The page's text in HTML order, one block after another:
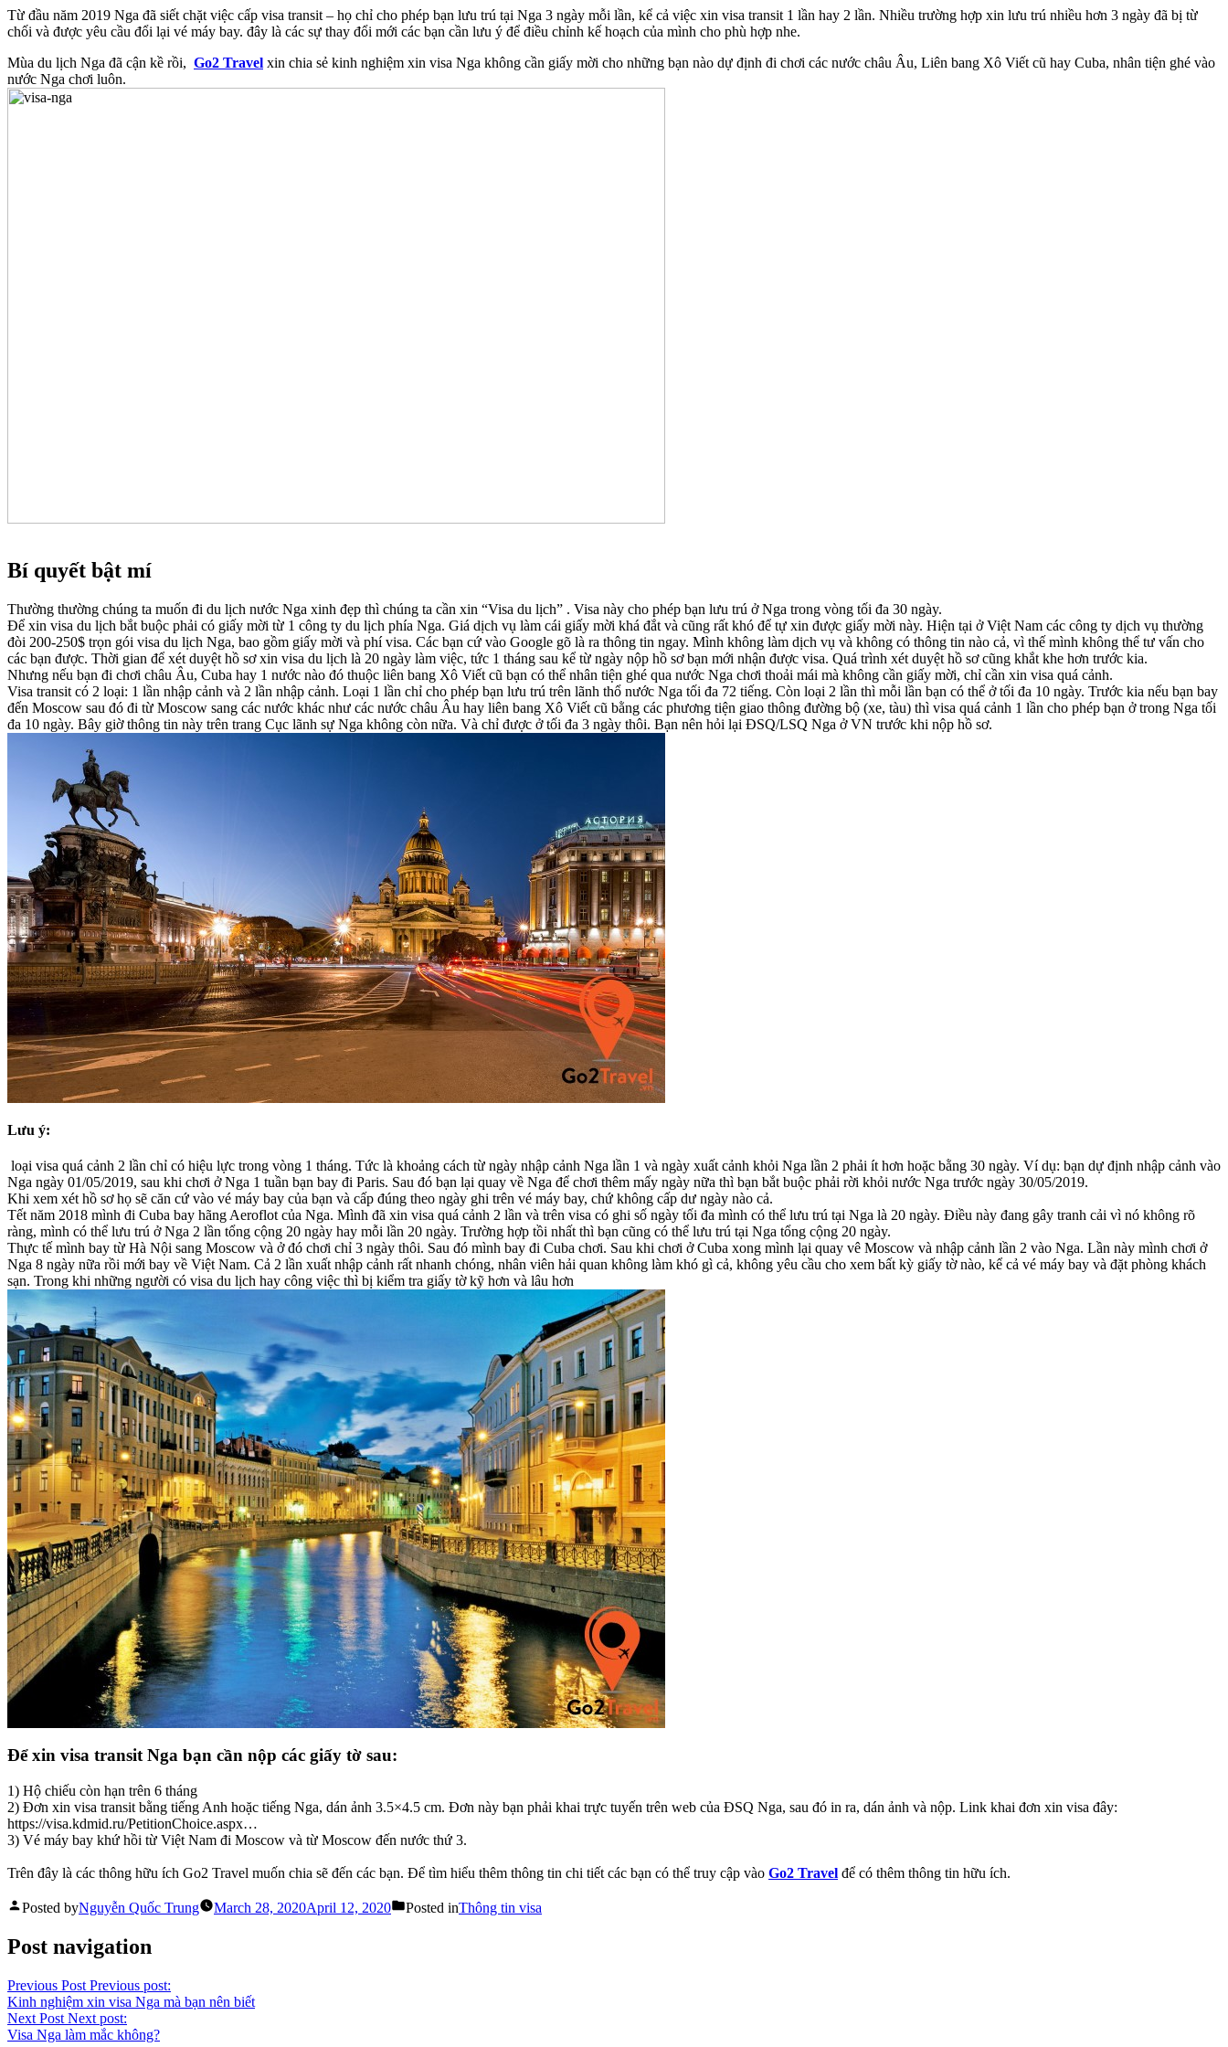
Từ đầu năm 2019 Nga đã siết chặt việc cấp visa transit – họ chỉ cho phép bạn lưu trú tại Nga 3 ngày mỗi lần, kể cả việc xin visa transit 1 lần hay 2 lần. Nhiều trường hợp xin lưu trú nhiều hơn 3 ngày đã bị từ
chối và được yêu cầu đổi lại vé máy bay. đây là các sự thay đổi mới các bạn cần lưu ý để điều chỉnh kế hoạch của mình cho phù hợp nhe.
Mùa du lịch Nga đã cận kề rồi, Go2 Travel xin chia sẻ kinh nghiệm xin visa Nga không cần giấy mời cho những bạn nào dự định đi chơi các nước châu Âu, Liên bang Xô Viết cũ hay Cuba, nhân tiện ghé vào
nước Nga chơi luôn.
Bí quyết bật mí
Thường thường chúng ta muốn đi du lịch nước Nga xinh đẹp thì chúng ta cần xin “Visa du lịch” . Visa này cho phép bạn lưu trú ở Nga trong vòng tối đa 30 ngày.
Để xin visa du lịch bắt buộc phải có giấy mời từ 1 công ty du lịch phía Nga. Giá dịch vụ làm cái giấy mời khá đắt và cũng rất khó để tự xin được giấy mời này. Hiện tại ở Việt Nam các công ty dịch vụ thường
đòi 200-250$ trọn gói visa du lịch Nga, bao gồm giấy mời và phí visa. Các bạn cứ vào Google gõ là ra thông tin ngay. Mình không làm dịch vụ và không có thông tin nào cả, vì thế mình không thể tư vấn cho
các bạn được. Thời gian để xét duyệt hồ sơ xin visa du lịch là 20 ngày làm việc, tức 1 tháng sau kể từ ngày nộp hồ sơ bạn mới nhận được visa. Quá trình xét duyệt hồ sơ cũng khắt khe hơn trước kia.
Nhưng nếu bạn đi chơi châu Âu, Cuba hay 1 nước nào đó thuộc liên bang Xô Viết cũ bạn có thể nhân tiện ghé qua nước Nga chơi thoải mái mà không cần giấy mời, chỉ cần xin visa quá cảnh.
Visa transit có 2 loại: 1 lần nhập cảnh và 2 lần nhập cảnh. Loại 1 lần chỉ cho phép bạn lưu trú trên lãnh thổ nước Nga tối đa 72 tiếng. Còn loại 2 lần thì mỗi lần bạn có thể ở tối đa 10 ngày. Trước kia nếu bạn bay
đến Moscow sau đó đi từ Moscow sang các nước khác như các nước châu Âu hay liên bang Xô Viết cũ bằng các phương tiện giao thông đường bộ (xe, tàu) thì visa quá cảnh 1 lần cho phép bạn ở trong Nga tối
đa 10 ngày. Bây giờ thông tin này trên trang Cục lãnh sự Nga không còn nữa. Và chỉ được ở tối đa 3 ngày thôi. Bạn nên hỏi lại ĐSQ/LSQ Nga ở VN trước khi nộp hồ sơ.
Lưu ý:
loại visa quá cảnh 2 lần chỉ có hiệu lực trong vòng 1 tháng. Tức là khoảng cách từ ngày nhập cảnh Nga lần 1 và ngày xuất cảnh khỏi Nga lần 2 phải ít hơn hoặc bằng 30 ngày. Ví dụ: bạn dự định nhập cảnh vào
Nga ngày 01/05/2019, sau khi chơi ở Nga 1 tuần bạn bay đi Paris. Sau đó bạn lại quay về Nga để chơi thêm mấy ngày nữa thì bạn bắt buộc phải rời khỏi nước Nga trước ngày 30/05/2019.
Khi xem xét hồ sơ họ sẽ căn cứ vào vé máy bay của bạn và cấp đúng theo ngày ghi trên vé máy bay, chứ không cấp dư ngày nào cả.
Tết năm 2018 mình đi Cuba bay hãng Aeroflot của Nga. Mình đã xin visa quá cảnh 2 lần và trên visa có ghi số ngày tối đa mình có thể lưu trú tại Nga là 20 ngày. Điều này đang gây tranh cải vì nó không rõ
ràng, mình có thể lưu trú ở Nga 2 lần tổng cộng 20 ngày hay mỗi lần 20 ngày. Trường hợp tồi nhất thì bạn cũng có thể lưu trú tại Nga tổng cộng 20 ngày.
Thực tế mình bay từ Hà Nội sang Moscow và ở đó chơi chỉ 3 ngày thôi. Sau đó mình bay đi Cuba chơi. Sau khi chơi ở Cuba xong mình lại quay vê Moscow và nhập cảnh lần 2 vào Nga. Lần này mình chơi ở
Nga 8 ngày nữa rồi mới bay về Việt Nam. Cả 2 lần xuất nhập cảnh rất nhanh chóng, nhân viên hải quan không làm khó gì cả, không yêu cầu cho xem bất kỳ giấy tờ nào, kể cả vé máy bay và đặt phòng khách
sạn. Trong khi những người có visa du lịch hay công việc thì bị kiểm tra giấy tờ kỹ hơn và lâu hơn
Để xin visa transit Nga bạn cần nộp các giấy tờ sau:
1) Hộ chiếu còn hạn trên 6 tháng
2) Đơn xin visa transit bằng tiếng Anh hoặc tiếng Nga, dán ảnh 3.5×4.5 cm. Đơn này bạn phải khai trực tuyến trên web của ĐSQ Nga, sau đó in ra, dán ảnh và nộp. Link khai đơn xin visa đây:
https://visa.kdmid.ru/PetitionChoice.aspx…
3) Vé máy bay khứ hồi từ Việt Nam đi Moscow và từ Moscow đến nước thứ 3.
Trên đây là các thông hữu ích Go2 Travel muốn chia sẽ đến các bạn. Để tìm hiểu thêm thông tin chi tiết các bạn có thể truy cập vào Go2 Travel để có thêm thông tin hữu ích.
Posted byNguyễn Quốc Trung March 28, 2020April 12, 2020 Posted inThông tin visa
Post navigation
Previous Post Previous post:
Kinh nghiệm xin visa Nga mà bạn nên biết
Next Post Next post:
Visa Nga làm mắc không?